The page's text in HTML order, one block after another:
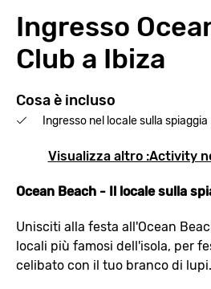
Ingresso
Club a Ibiza
Cosa è incluso
Ingresso nel locale sulla spiaggia
Visualizza altro :Activity
Ocean Beach - Il locale sulla
Unisciti alla festa all'Ocean
locali più famosi dell'isola, per
celibato con il tuo branco di lupi.